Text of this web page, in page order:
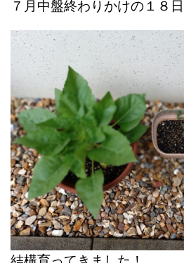
７月中盤終わりかけの１８